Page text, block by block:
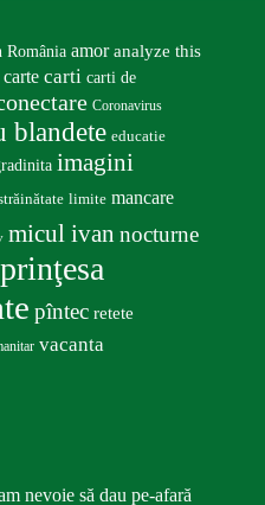
România amor analyze this
carte carti carti de
Coronavirus
blandete educatie
imagini
limite mancare
micul ivan nocturne
prinţesa
pîntec retete
vacanta
nevoie să dau pe-afară